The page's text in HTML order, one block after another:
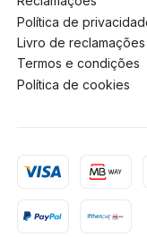
Política de
Livro de reclamações
Termos e condições
Política de cookies